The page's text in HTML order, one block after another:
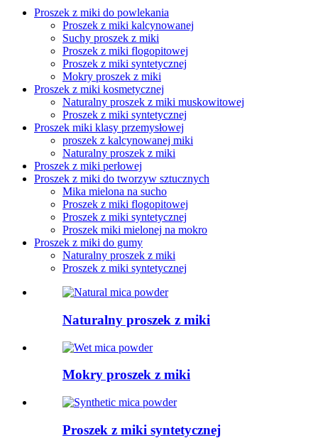
Proszek z miki do powlekania
Proszek z miki kalcynowanej
Suchy proszek z miki
Proszek z miki flogopitowej
Proszek z miki syntetycznej
Mokry proszek z miki
Proszek z miki kosmetycznej
Naturalny proszek z miki muskowitowej
Proszek z miki syntetycznej
Proszek miki klasy przemysłowej
proszek z kalcynowanej miki
Naturalny proszek z miki
Proszek z miki perłowej
Proszek z miki do tworzyw sztucznych
Mika mielona na sucho
Proszek z miki flogopitowej
Proszek z miki syntetycznej
Proszek miki mielonej na mokro
Proszek z miki do gumy
Naturalny proszek z miki
Proszek z miki syntetycznej
Naturalny proszek z miki
Mokry proszek z miki
Proszek z miki syntetycznej